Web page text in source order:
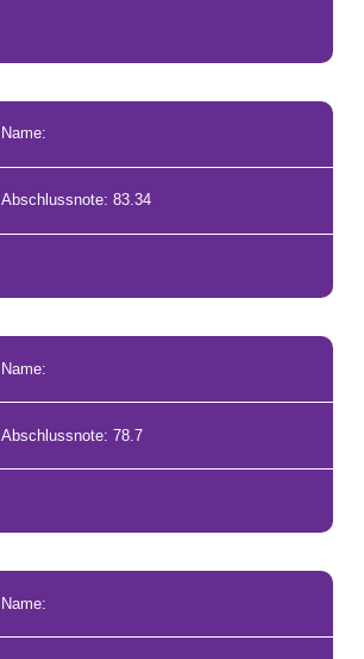
Name:
Abschlussnote: 83.34
Name:
Abschlussnote: 78.7
Name: